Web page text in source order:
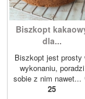
Biszkopt
dla...
Biszkopt jest prosty
wykonaniu, poradzi
sobie z nim nawet...
25